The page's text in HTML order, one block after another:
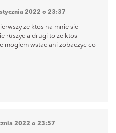
2022 o 23:37
ze ktos na mnie sie
ruszyc a drugi to ze ktos
moglem wstac ani zobaczyc co
2022 o 23:57